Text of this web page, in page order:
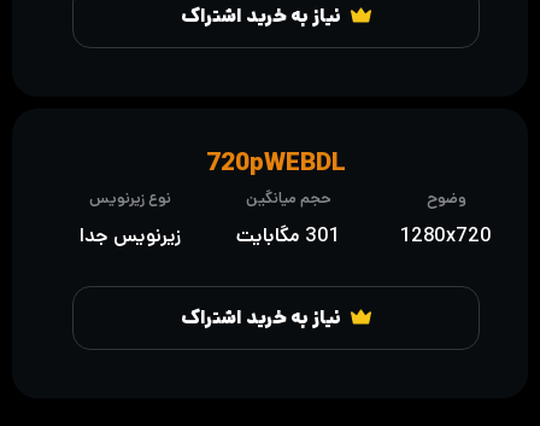
نیاز به خرید اشتراک
نیاز به خرید اشتراک
وضوح
1280x720
حجم میانگین
301 مگابایت
نوع زیرنویس
زیرنویس جدا
720pWEBDL